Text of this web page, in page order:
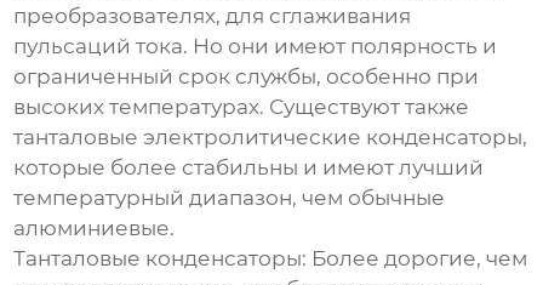
преобразователях, для сглаживания
пульсаций тока. Но они имеют полярность и
ограниченный срок службы, особенно при
высоких температурах. Существуют также
танталовые электролитические конденсаторы,
которые более стабильны и имеют лучший
температурный диапазон, чем обычные
алюминиевые.
Танталовые конденсаторы: Более дорогие, чем